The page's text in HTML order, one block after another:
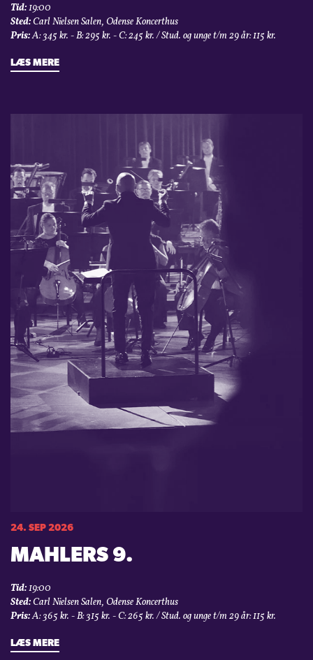
Tid:19:00
Sted:Carl Nielsen Salen, Odense Koncerthus
Pris:A: 345 kr. - B: 295 kr. - C: 245 kr. / Stud. og unge t/m 29 år: 115 kr.
LÆS MERE
24. SEP 2026
MAHLERS 9.
Tid:19:00
Sted:Carl Nielsen Salen, Odense Koncerthus
Pris:A: 365 kr. - B: 315 kr. - C: 265 kr. / Stud. og unge t/m 29 år: 115 kr.
LÆS MERE